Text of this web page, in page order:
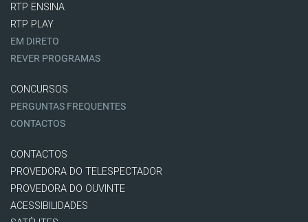
RTP ENSINA
RTP PLAY
EM DIRETO
REVER PROGRAMAS
CONCURSOS
PERGUNTAS FREQUENTES
CONTACTOS
CONTACTOS
PROVEDORA DO TELESPECTADOR
PROVEDORA DO OUVINTE
ACESSIBILIDADES